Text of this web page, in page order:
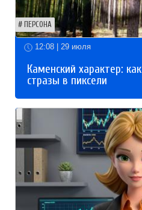
ПЕРСОНА
12:08 | 29 июля
Каменский характер:
стразы в пиксели